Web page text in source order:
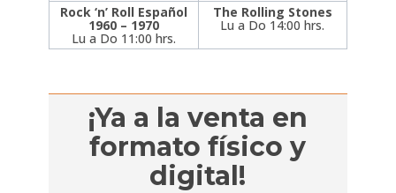
Rock ‘n’ Roll Español
1960 – 1970
Lu a Do 11:00 hrs.
The Rolling Stones
Lu a Do 14:00 hrs.
¡Ya a la venta en
formato físico y
digital!